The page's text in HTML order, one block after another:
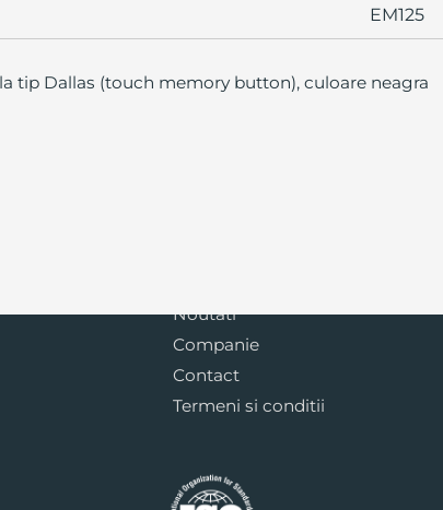
EM125
tip Dallas (touch memory button), culoare neagra
Noutati
Companie
Contact
Termeni si conditii